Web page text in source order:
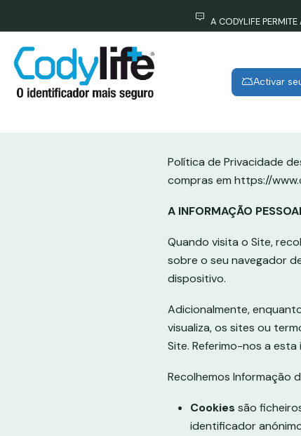
Activar
A CODYLIFE
Política de Privacidade
compras em https://
A INFORMAÇÃO
Quando visita o Site,
sobre o seu navegador
dispositivo.
Adicionalmente,
visualiza, os sites ou
Site. Referimo-nos a
Recolhemos Informação
Cookies são
identificador